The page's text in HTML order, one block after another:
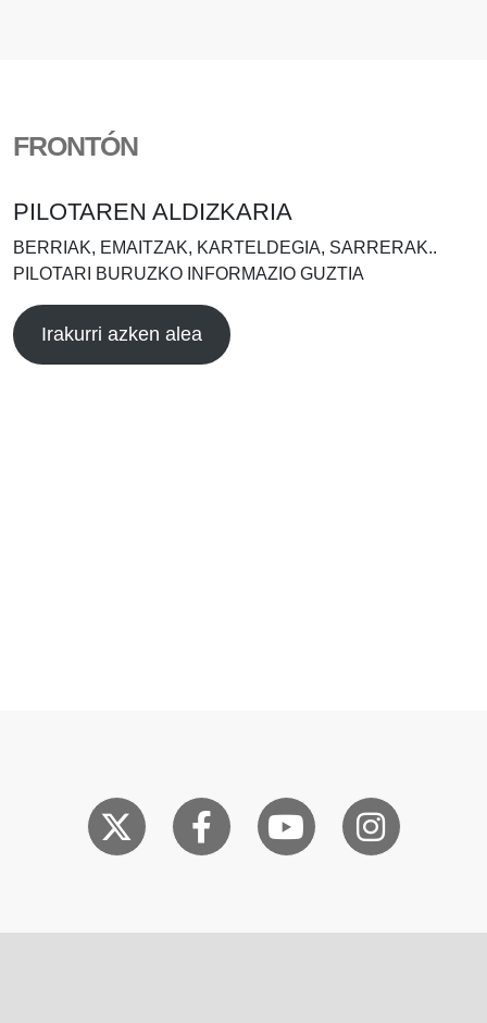
FRONTÓN
PILOTAREN ALDIZKARIA
BERRIAK, EMAITZAK, KARTELDEGIA, SARRERAK..
PILOTARI BURUZKO INFORMAZIO GUZTIA
Irakurri azken alea